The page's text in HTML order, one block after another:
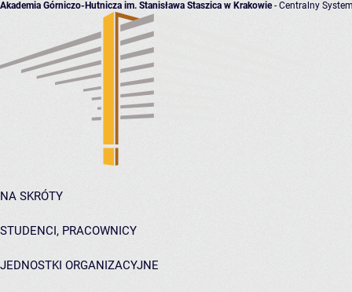
Akademia Górniczo-Hutnicza im. Stanisława Staszica w Krakowie- Centralny
NA SKRÓTY
STUDENCI, PRACOWNICY
JEDNOSTKI ORGANIZACYJNE